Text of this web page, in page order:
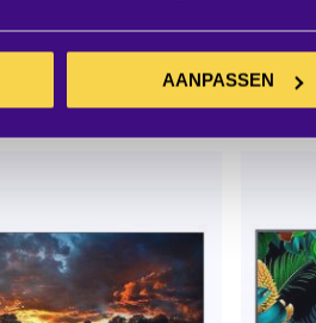
AANPASSEN
IN WINKELWAGEN
Excl. BTW:
€